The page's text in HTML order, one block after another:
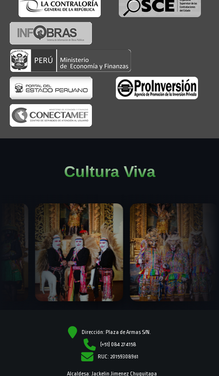
Cultura Viva
Dirección: Plaza de Armas S/N.
(+51) 084 274158
RUC: 20159308961
Alcaldesa: Jackelin Jimenez Chuquitapa